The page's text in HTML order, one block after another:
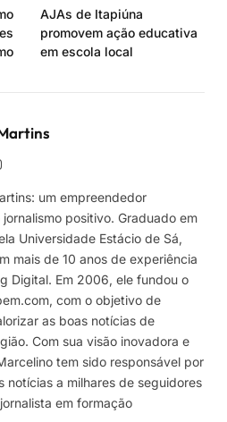
AJAs de Itapiúna
promovem ação educativa
em escola local
Instagram
um empreendedor
positivo. Graduado em
Universidade Estácio de Sá,
mais de 10 anos de experiência
Digital. Em 2006, ele fundou o
com o objetivo de
as boas notícias de
Com sua visão inovadora e
tem sido responsável por
notícias a milhares de seguidores
em formação